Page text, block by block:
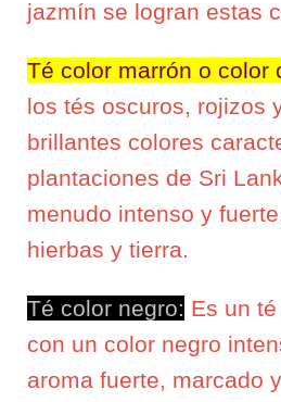
jazmín se logran estas
Té color marrón o color
los tés oscuros, rojizos
brillantes colores
plantaciones de Sri
menudo intenso y
hierbas y tierra.
Té color negro: Es un
con un color negro
aroma fuerte, marcado